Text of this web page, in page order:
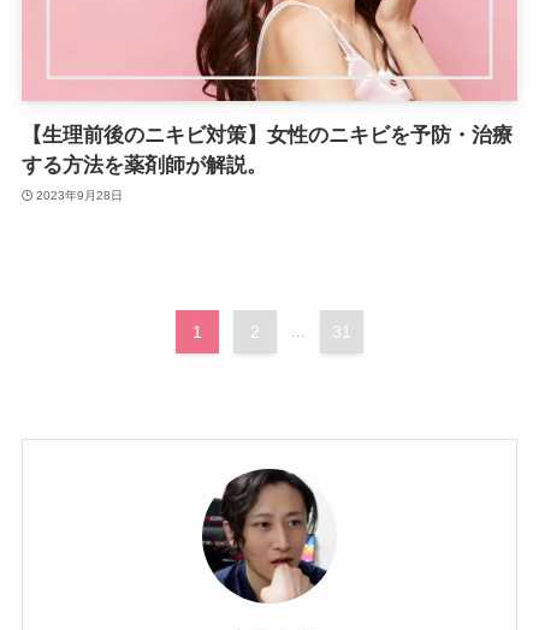
【生理前後のニキビ対策】女性のニキビを予防・治療
する方法を薬剤師が解説。
2023年9月28日
1 2 ... 31